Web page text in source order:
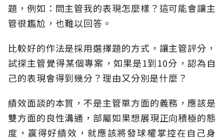
題，例如：問主管我的表現怎麼樣？這可能會讓主
管很尷尬，也難以回答。
比較好的作法是採用選擇題的方式，讓主管評分，
試探主管覺得某個專案，如果是1到10分，認為自
己的表現會得到幾分？理由又分別是什麼？
績效面談的本質，不是主管單方面的義務，應該是
雙方面的良性溝通，部屬如果想展現正向積極的態
度，贏得好績效，就應該將發球權掌控在自己身